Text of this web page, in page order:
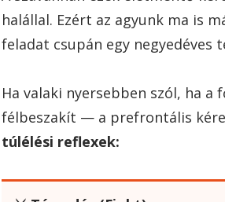
halállal. Ezért az agyunk ma is
feladat csupán egy negyedéves
Ha valaki nyersebben szól, ha
félbeszakít — a prefrontális
túlélési reflexek: